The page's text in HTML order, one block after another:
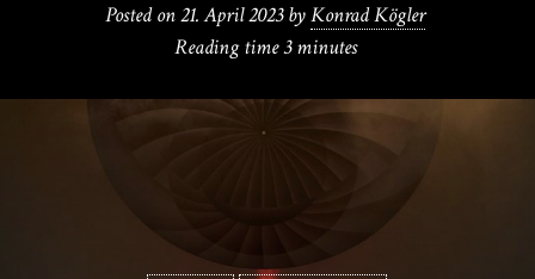
Posted on21. April 2023 byKonrad Kögler
Reading time3 minutes